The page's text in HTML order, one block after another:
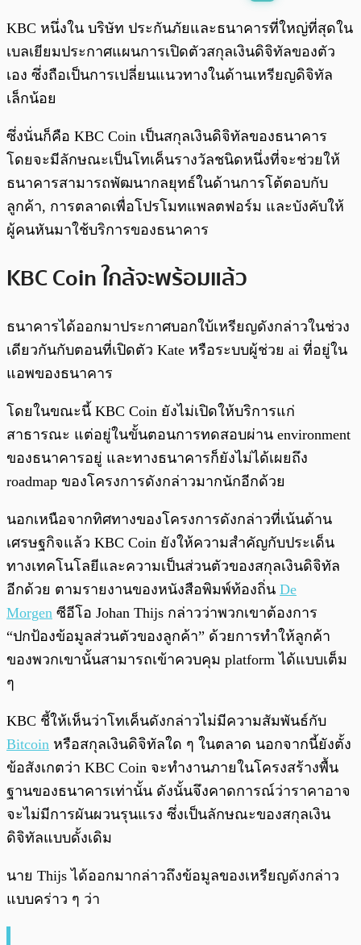
พร้อมเล่น 0:00 0:00
KBC หนึ่งใน บริษัท ประกันภัยและธนาคารที่ใหญ่ที่สุดใน
เบลเยียมประกาศแผนการเปิดตัวสกุลเงินดิจิทัลของตัว
เอง ซึ่งถือเป็นการเปลี่ยนแนวทางในด้านเหรียญดิจิทัล
เล็กน้อย
ซึ่งนั่นก็คือ KBC Coin เป็นสกุลเงินดิจิทัลของธนาคาร
โดยจะมีลักษณะเป็นโทเค็นรางวัลชนิดหนึ่งที่จะช่วยให้
ธนาคารสามารถพัฒนากลยุทธ์ในด้านการโต้ตอบกับ
ลูกค้า, การตลาดเพื่อโปรโมทแพลตฟอร์ม และบังคับให้
ผู้คนหันมาใช้บริการของธนาคาร
KBC Coin ใกล้จะพร้อมแล้ว
ธนาคารได้ออกมาประกาศบอกใบ้เหรียญดังกล่าวในช่วง
เดียวกันกับตอนที่เปิดตัว Kate หรือระบบผู้ช่วย ai ที่อยู่ใน
แอพของธนาคาร
โดยในขณะนี้ KBC Coin ยังไม่เปิดให้บริการแก่
สาธารณะ แต่อยู่ในขั้นตอนการทดสอบผ่าน environment
ของธนาคารอยู่ และทางธนาคารก็ยังไม่ได้เผยถึง
roadmap ของโครงการดังกล่าวมากนักอีกด้วย
นอกเหนือจากทิศทางของโครงการดังกล่าวที่เน้นด้าน
เศรษฐกิจแล้ว KBC Coin ยังให้ความสำคัญกับประเด็น
ทางเทคโนโลยีและความเป็นส่วนตัวของสกุลเงินดิจิทัล
อีกด้วย ตามรายงานของหนังสือพิมพ์ท้องถิ่น De
Morgen ซีอีโอ Johan Thijs กล่าวว่าพวกเขาต้องการ
“ปกป้องข้อมูลส่วนตัวของลูกค้า” ด้วยการทำให้ลูกค้า
ของพวกเขานั้นสามารถเข้าควบคุม platform ได้แบบเต็ม
ๆ
KBC ชี้ให้เห็นว่าโทเค็นดังกล่าวไม่มีความสัมพันธ์กับ
Bitcoin หรือสกุลเงินดิจิทัลใด ๆ ในตลาด นอกจากนี้ยังตั้ง
ข้อสังเกตว่า KBC Coin จะทำงานภายในโครงสร้างพื้น
ฐานของธนาคารเท่านั้น ดังนั้นจึงคาดการณ์ว่าราคาอาจ
จะไม่มีการผันผวนรุนแรง ซึ่งเป็นลักษณะของสกุลเงิน
ดิจิทัลแบบดั้งเดิม
นาย Thijs ได้ออกมากล่าวถึงข้อมูลของเหรียญดังกล่าว
แบบคร่าว ๆ ว่า